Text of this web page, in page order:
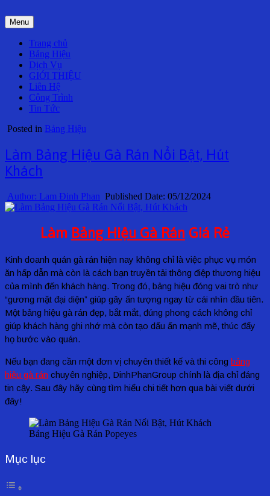
to
content
Menu
Trang chủ
Bảng Hiệu
Dịch Vụ
GIỚI THIỆU
Liên Hệ
Công Trình
Tin Tức
Posted in Bảng Hiệu
Làm Bảng Hiệu Gà Rán Nổi Bật, Hút
Khách
Author: Lam Đinh Phan Published Date: 05/12/2024
Làm Bảng Hiệu Gà Rán Giá Rẻ
Kinh doanh quán gà rán hiện nay không chỉ là việc phục vụ món
ăn hấp dẫn mà còn là cách bạn truyền tải thông điệp thương hiệu
của mình đến khách hàng. Trong đó, bảng hiệu đóng vai trò như
“gương mặt đại diện” giúp gây ấn tượng ngay từ cái nhìn đầu tiên.
Một bảng hiệu gà rán đẹp, bắt mắt, đúng phong cách không chỉ
giúp khách hàng ghi nhớ mà còn tạo dấu ấn mạnh mẽ, thúc đẩy
họ bước vào quán.
Nếu bạn đang cần một đơn vị chuyên thiết kế và thi công bảng
hiệu gà rán chuyên nghiệp, DinhPhanGroup chính là địa chỉ đáng
tin cậy. Sau đây hãy cùng tìm hiểu chi tiết hơn qua bài viết dưới
đây!
Bảng Hiệu Gà Rán Popeyes
Mục lục